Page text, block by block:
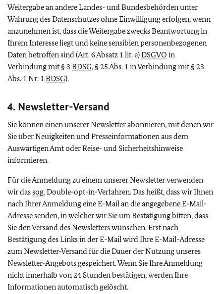
Weitergabe an andere Landes- und Bundesbehörden unter
Wahrung des Datenschutzes ohne Einwilligung erfolgen, wenn
anzunehmen ist, dass die Weitergabe zwecks Beantwortung in
Ihrem Interesse liegt und keine sensiblen personenbezogenen
Daten betroffen sind (Art. 6 Absatz 1 lit. e)DSGVO in
Verbindung mit § 3 BDSG, § 25 Abs. 1 in Verbindung mit § 23
Abs. 1 Nr. 1 BDSG).
4. Newsletter-Versand
Sie können einen unserer Newsletter abonnieren, mit denen wir
Sie über Neuigkeiten und Presseinformationen aus dem
Auswärtigen Amt oder Reise- und Sicherheitshinweise
informieren.
Für die Anmeldung zu einem unserer Newsletter verwenden
wir dassog.Double-opt-in-Verfahren. Das heißt, dass wir Ihnen
nach Ihrer Anmeldung eine E-Mail an die angegebene E-Mail-
Adresse senden, in welcher wir Sie um Bestätigung bitten, dass
Sie den Versand des Newsletters wünschen. Erst nach
Bestätigung des Links in der E-Mail wird Ihre E-Mail-Adresse
zum Newsletter-Versand für die Dauer der Nutzung unseres
Newsletter-Angebots gespeichert. Wenn Sie Ihre Anmeldung
nicht innerhalb von 24 Stunden bestätigen, werden Ihre
Informationen automatisch gelöscht.